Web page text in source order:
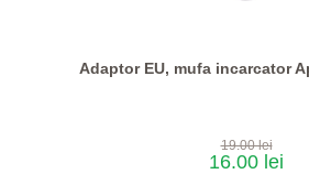
Adaptor EU, mufa incarcator
19.00 lei
16.00 lei